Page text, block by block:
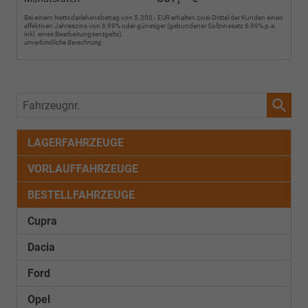
Bei einem Nettodarlehensbetrag von 5.000,- EUR erhalten zwei Drittel der Kunden einen
effektiven Jahreszins von 6,99% oder günstiger (gebundener Sollzinssatz 6,99% p.a.
inkl. eines Bearbeitungsentgelts).
unverbindliche Berechnung
Fahrzeugnr.
LAGERFAHRZEUGE
VORLAUFFAHRZEUGE
BESTELLFAHRZEUGE
Cupra
Dacia
Ford
Opel